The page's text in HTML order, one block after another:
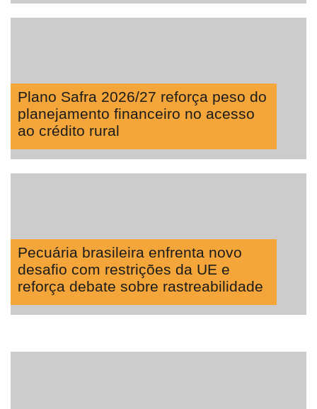
Plano Safra 2026/27 reforça peso do
planejamento financeiro no acesso
ao crédito rural
Pecuária brasileira enfrenta novo
desafio com restrições da UE e
reforça debate sobre rastreabilidade